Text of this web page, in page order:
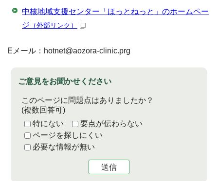
中核地域支援センター「ほっとねっと」のホームペー
ジ （外部リンク）
Eメール：hotnet@aozora-clinic.prg
ご意見をお聞かせください
このページに問題点はありましたか？
(複数回答可)
特にない
要点が伝わらない
ページを探しにくい
必要な情報が無い
送信